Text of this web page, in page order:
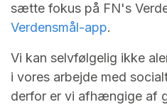
sætte fokus på FN's
Verdensmål-app.
Vi kan selvfølgelig ikke
i vores arbejde med
derfor er vi afhængige af